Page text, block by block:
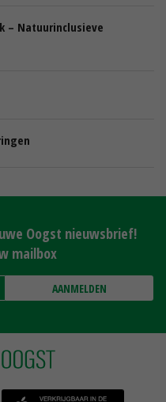
– Natuurinclusieve
Oogst nieuwsbrief!
mailbox
AANMELDEN